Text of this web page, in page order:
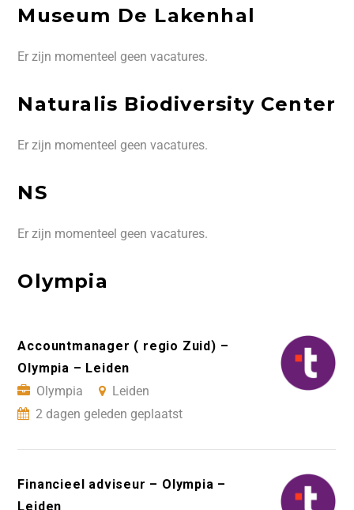
Museum De Lakenhal
Er zijn momenteel geen vacatures.
Naturalis Biodiversity Center
Er zijn momenteel geen vacatures.
NS
Er zijn momenteel geen vacatures.
Olympia
Accountmanager ( regio Zuid) –
Olympia – Leiden
Olympia
Leiden
2 dagen geleden geplaatst
Financieel adviseur – Olympia –
Leiden